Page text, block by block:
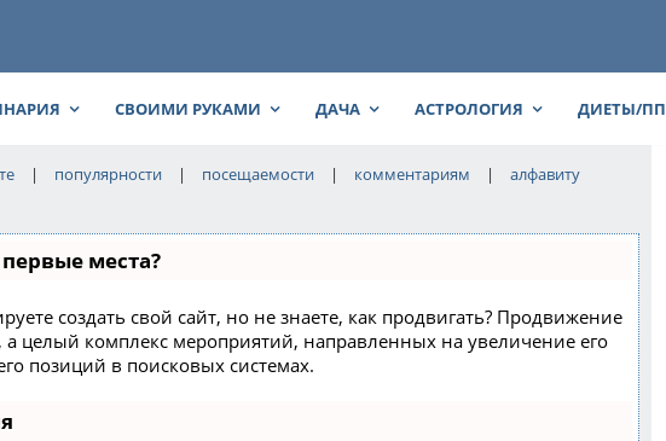
СВОИМИ РУКАМИ ДАЧА АСТРОЛОГИЯ ДИЕТЫ/ПП
| популярности | посещаемости | комментариям | алфавиту
места?
создать свой сайт, но не знаете, как продвигать? Продвижение
а целый комплекс мероприятий, направленных на увеличение его
позиций в поисковых системах.